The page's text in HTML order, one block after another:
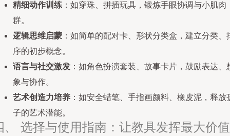
精细动作训练 ：如穿珠、拼插玩具，锻炼手眼协调与小肌肉
群。
逻辑思维启蒙 ：如简单的配对卡、形状分类盒，建立分类、
序的初步概念。
语言与社交激发 ：如角色扮演套装、故事卡片，鼓励表达、
象与协作。
艺术创造力培养 ：如安全蜡笔、手指画颜料、橡皮泥，释放
子的艺术潜能。
、 选择与使用指南：让教具发挥最大价值